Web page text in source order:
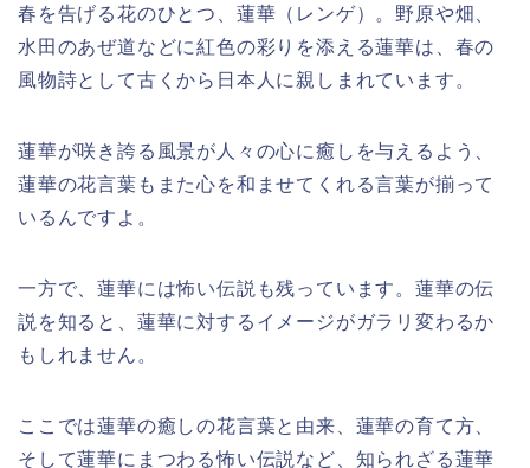
春を告げる花のひとつ、蓮華（レンゲ）。野原や畑、
水田のあぜ道などに紅色の彩りを添える蓮華は、春の
風物詩として古くから日本人に親しまれています。
蓮華が咲き誇る風景が人々の心に癒しを与えるよう、
蓮華の花言葉もまた心を和ませてくれる言葉が揃って
いるんですよ。
一方で、蓮華には怖い伝説も残っています。蓮華の伝
説を知ると、蓮華に対するイメージがガラリ変わるか
もしれません。
ここでは蓮華の癒しの花言葉と由来、蓮華の育て方、
そして蓮華にまつわる怖い伝説など、知られざる蓮華